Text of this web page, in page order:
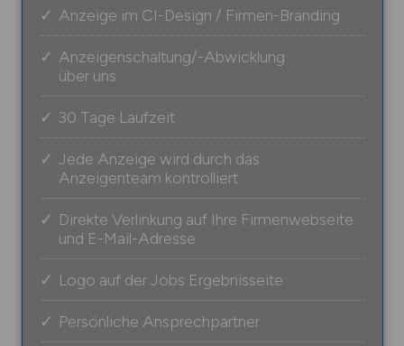
Anzeige im CI-Design / Firmen-Branding
Anzeigenschaltung/-Abwicklung
über uns
30 Tage Laufzeit
Jede Anzeige wird durch das
Anzeigenteam kontrolliert
Direkte Verlinkung auf Ihre Firmenwebseite
und E-Mail-Adresse
Logo auf der Jobs Ergebnisseite
Persönliche Ansprechpartner